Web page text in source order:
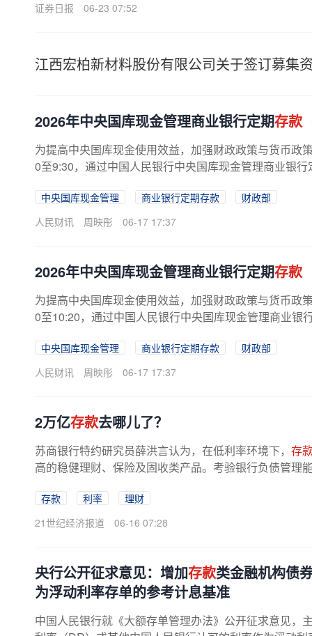
证券日报
06-23 07:52
江西宏柏新材料股份有限公司关于签订募集
2026年中央国库现金管理商业银行定期存款
为提高中央国库现金使用效益，加强财政政策与货币政
0至9:30，通过中国人民银行中央国库现金管理商业银行
中央国库现金管理 商业银行定期存款
财政部
人民财讯
周映彤 06-17 17:37
2026年中央国库现金管理商业银行定期存款
为提高中央国库现金使用效益，加强财政政策与货币政
0至10:20，通过中国人民银行中央国库现金管理商业银
中央国库现金管理 商业银行定期存款
财政部
人民财讯
周映彤 06-17 17:37
2万亿存款去哪儿了？
苏商银行特约研究员薛洪言认为，在低利率环境下， 存
高的稳健理财、保险及固收类产品。考验银行负债管理
存款 利率
理财
21世纪经济报道
06-16 07:28
央行公开征求意见：增加存款类金融机构债
为浮动利率存单的参考计息基准
中国人民银行就《大额存单管理办法》公开征求意见，